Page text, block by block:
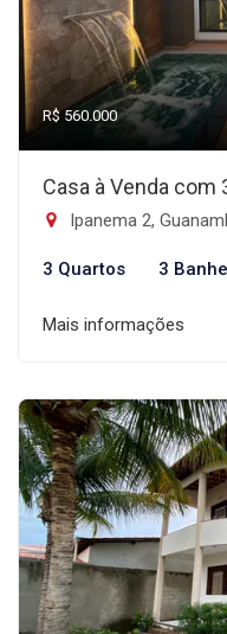
R$ 560.000
Casa à Venda com
Ipanema 2,
3 Quartos 3
Mais informações